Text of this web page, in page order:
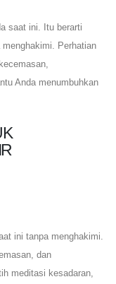
saat ini. Itu berarti
Perhatian
Anda menumbuhkan
ini tanpa menghakimi.
dan
meditasi kesadaran,